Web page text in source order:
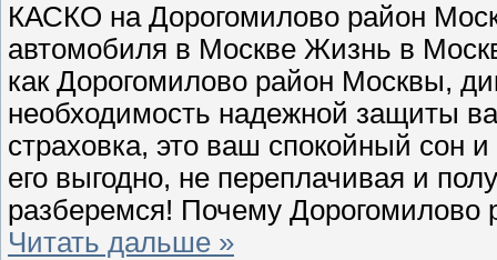
КАСКО на Дорогомилово район
автомобиля в Москве Жизнь в
как Дорогомилово район Москвы,
необходимость надежной защиты
страховка, это ваш спокойный сон
его выгодно, не переплачивая и
разберемся! Почему
Читать дальше »